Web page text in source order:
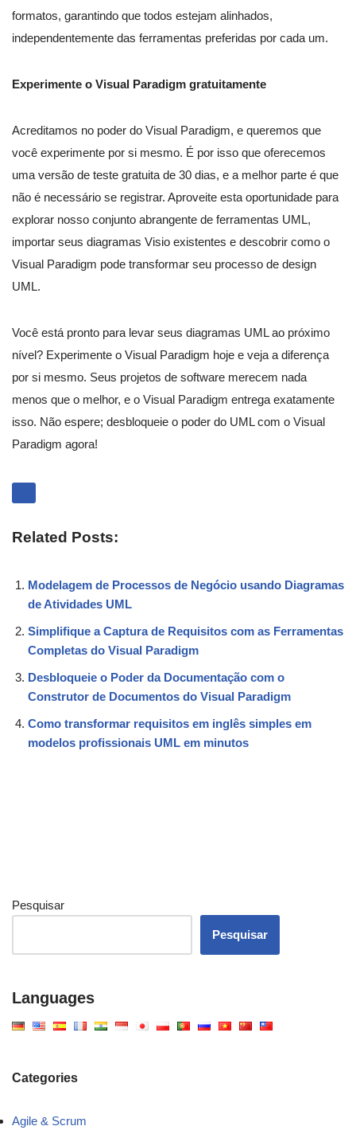
formatos, garantindo que todos estejam alinhados,
independentemente das ferramentas preferidas por cada um.
Experimente o Visual Paradigm gratuitamente
Acreditamos no poder do Visual Paradigm, e queremos que
você experimente por si mesmo. É por isso que oferecemos
uma versão de teste gratuita de 30 dias, e a melhor parte é que
não é necessário se registrar. Aproveite esta oportunidade para
explorar nosso conjunto abrangente de ferramentas UML,
importar seus diagramas Visio existentes e descobrir como o
Visual Paradigm pode transformar seu processo de design
UML.
Você está pronto para levar seus diagramas UML ao próximo
nível? Experimente o Visual Paradigm hoje e veja a diferença
por si mesmo. Seus projetos de software merecem nada
menos que o melhor, e o Visual Paradigm entrega exatamente
isso. Não espere; desbloqueie o poder do UML com o Visual
Paradigm agora!
Related Posts:
Modelagem de Processos de Negócio usando Diagramas
de Atividades UML
Simplifique a Captura de Requisitos com as Ferramentas
Completas do Visual Paradigm
Desbloqueie o Poder da Documentação com o
Construtor de Documentos do Visual Paradigm
Como transformar requisitos em inglês simples em
modelos profissionais UML em minutos
Pesquisar
Pesquisar
Languages
Categories
Agile & Scrum